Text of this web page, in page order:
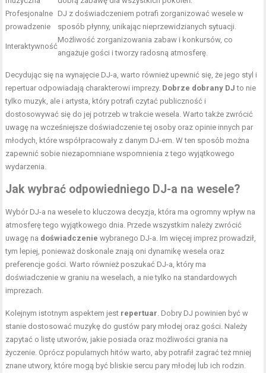
Profesjonalne
prowadzenie
DJ z doświadczeniem potrafi zorganizować wesele w
sposób płynny, unikając nieprzewidzianych sytuacji.
Interaktywność
Możliwość zorganizowania zabaw i konkursów, co
angażuje gości i tworzy radosną atmosferę.
Decydując się na wynajęcie DJ-a, warto również upewnić się, że jego styl i
repertuar odpowiadają charakterowi imprezy. Dobrze dobrany DJ to nie
tylko muzyk, ale i artysta, który potrafi czytać publiczność i
dostosowywać się do jej potrzeb w trakcie wesela. Warto także zwrócić
uwagę na wcześniejsze doświadczenie tej osoby oraz opinie innych par
młodych, które współpracowały z danym DJ-em. W ten sposób można
zapewnić sobie niezapomniane wspomnienia z tego wyjątkowego
wydarzenia.
Jak wybrać odpowiedniego DJ-a na wesele?
Wybór DJ-a na wesele to kluczowa decyzja, która ma ogromny wpływ na
atmosferę tego wyjątkowego dnia. Przede wszystkim należy zwrócić
uwagę na doświadczenie wybranego DJ-a. Im więcej imprez prowadził,
tym lepiej, ponieważ doskonale znają oni dynamikę wesela oraz
preferencje gości. Warto również poszukać DJ-a, który ma
doświadczenie w graniu na weselach, a nie tylko na standardowych
imprezach.
Kolejnym istotnym aspektem jest repertuar. Dobry DJ powinien być w
stanie dostosować muzykę do gustów pary młodej oraz gości. Należy
zapytać o listę utworów, jakie posiada oraz możliwości grania na
życzenie. Oprócz popularnych hitów warto, aby potrafił zagrać też mniej
znane utwory, które mogą być bliskie sercu pary młodej lub ich rodzin.